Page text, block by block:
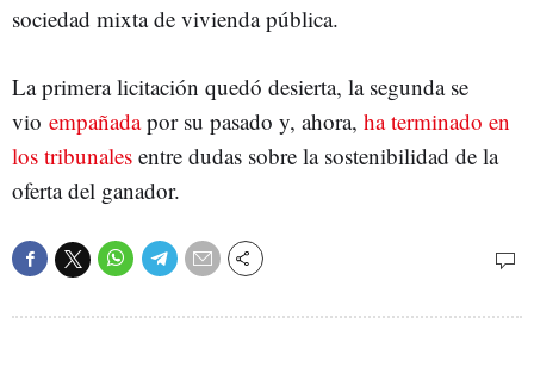
sociedad mixta de vivienda pública.
La primera licitación quedó desierta, la segunda se
vio empañadapor su pasado y, ahora, ha terminado en
los tribunales entre dudas sobre la sostenibilidad de la
oferta del ganador.